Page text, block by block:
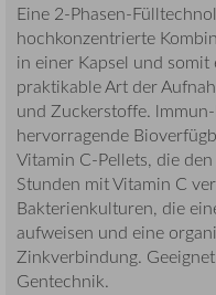
Eine 2-Phasen-
hochkonzentrierte
in einer Kapsel und
praktikable Art der
und Zuckerstoffe.
hervorragende
Vitamin C-Pellets, die
Stunden mit Vitamin C
Bakterienkulturen, die
aufweisen und eine
Zinkverbindung.
Gentechnik.